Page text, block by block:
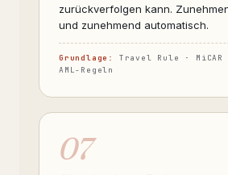
zurückverfolgen kann.
und zunehmend automatisch.
Grundlage:
Travel Rule ·
AML-Regeln
07